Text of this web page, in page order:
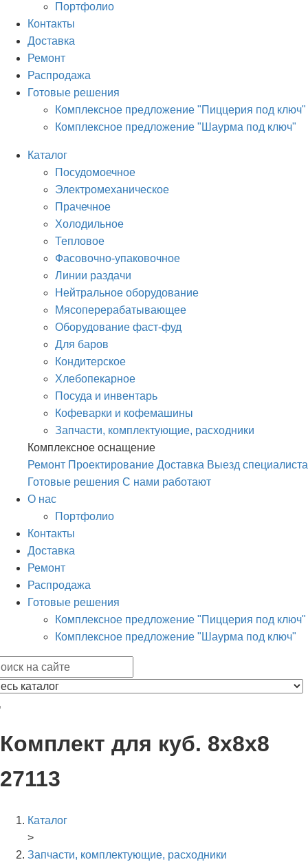
Портфолио
Контакты
Доставка
Ремонт
Распродажа
Готовые решения
Комплексное предложение "Пиццерия под ключ"
Комплексное предложение "Шаурма под ключ"
Каталог
Посудомоечное
Электромеханическое
Прачечное
Холодильное
Тепловое
Фасовочно-упаковочное
Линии раздачи
Нейтральное оборудование
Мясоперерабатывающее
Оборудование фаст-фуд
Для баров
Кондитерское
Хлебопекарное
Посуда и инвентарь
Кофеварки и кофемашины
Запчасти, комплектующие, расходники
Комплексное оснащение
Ремонт Проектирование Доставка Выезд специалиста
Готовые решения С нами работают
О нас
Портфолио
Контакты
Доставка
Ремонт
Распродажа
Готовые решения
Комплексное предложение "Пиццерия под ключ"
Комплексное предложение "Шаурма под ключ"
Комплект для куб. 8х8х8
27113
Каталог
>
Запчасти, комплектующие, расходники